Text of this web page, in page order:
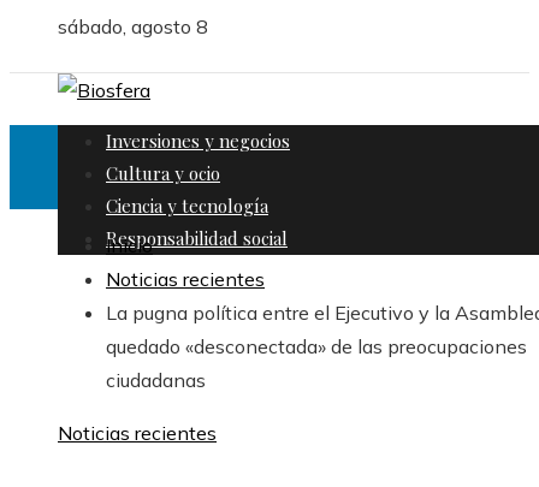
sábado, agosto 8
Inversiones y negocios
Cultura y ocio
Ciencia y tecnología
Responsabilidad social
Inicio
Noticias recientes
La pugna política entre el Ejecutivo y la
quedado «desconectada» de las preocupaciones
ciudadanas
Noticias recientes